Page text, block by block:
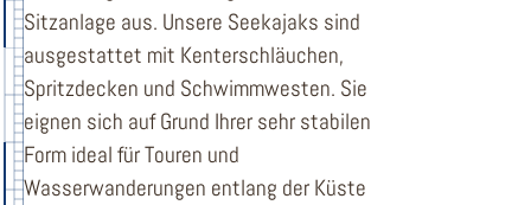
Sitzanlage aus. Unsere Seekajaks sind
ausgestattet mit Kenterschläuchen,
Spritzdecken und Schwimmwesten. Sie
eignen sich auf Grund Ihrer sehr stabilen
Form ideal für Touren und
Wasserwanderungen entlang der Küste